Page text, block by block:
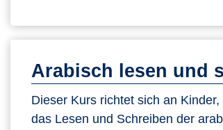
Arabisch lesen und
Dieser Kurs richtet sich an
das Lesen und Schreiben der